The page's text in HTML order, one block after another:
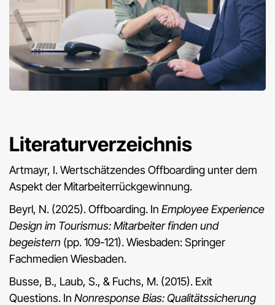
Literaturverzeichnis
Artmayr, I. Wertschätzendes Offboarding unter dem
Aspekt der Mitarbeiterrückgewinnung.
Beyrl, N. (2025). Offboarding. In Employee Experience
Design im Tourismus: Mitarbeiter finden und
begeistern (pp. 109-121). Wiesbaden: Springer
Fachmedien Wiesbaden.
Busse, B., Laub, S., & Fuchs, M. (2015). Exit
Questions. In Nonresponse Bias: Qualitätssicherung